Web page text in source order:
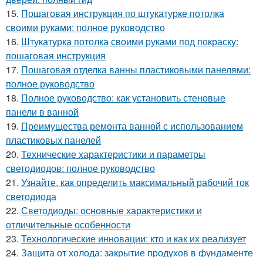
15. Пошаговая инструкция по штукатурке потолка
своими руками: полное руководство
16. Штукатурка потолка своими руками под покраску:
пошаговая инструкция
17. Пошаговая отделка ванны пластиковыми панелями:
полное руководство
18. Полное руководство: как установить стеновые
панели в ванной
19. Преимущества ремонта ванной с использованием
пластиковых панелей
20. Технические характеристики и параметры
светодиодов: полное руководство
21. Узнайте, как определить максимальный рабочий ток
светодиода
22. Светодиоды: основные характеристики и
отличительные особенности
23. Технологические инновации: кто и как их реализует
24. Защита от холода: закрытие продухов в фундаменте